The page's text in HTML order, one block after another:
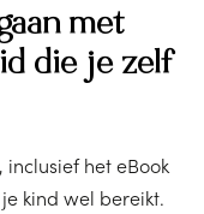
met
die je zelf
het eBook
kind wel bereikt.